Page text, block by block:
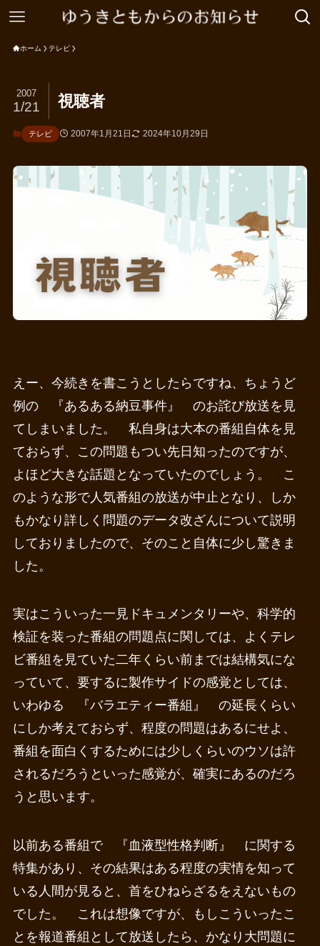
ホーム テレビ
視聴者
2007
1/21
テレビ 2007年1月21日 2024年10月29日
えー、今続きを書こうとしたらですね、ちょうど
例の 『あるある納豆事件』 のお詫び放送を見
てしまいました。 私自身は大本の番組自体を見
ておらず、この問題もつい先日知ったのですが、
よほど大きな話題となっていたのでしょう。 こ
のような形で人気番組の放送が中止となり、しか
もかなり詳しく問題のデータ改ざんについて説明
しておりましたので、そのこと自体に少し驚きま
した。
実はこういった一見ドキュメンタリーや、科学的
検証を装った番組の問題点に関しては、よくテレ
ビ番組を見ていた二年くらい前までは結構気にな
っていて、要するに製作サイドの感覚としては、
いわゆる 『バラエティー番組』 の延長くらい
にしか考えておらず、程度の問題はあるにせよ、
番組を面白くするためには少しくらいのウソは許
されるだろうといった感覚が、確実にあるのだろ
うと思います。
以前ある番組で 『血液型性格判断』 に関する
特集があり、その結果はある程度の実情を知って
いる人間が見ると、首をひねらざるをえないもの
でした。 これは想像ですが、もしこういったこ
とを報道番組として放送したら、かなり大問題に